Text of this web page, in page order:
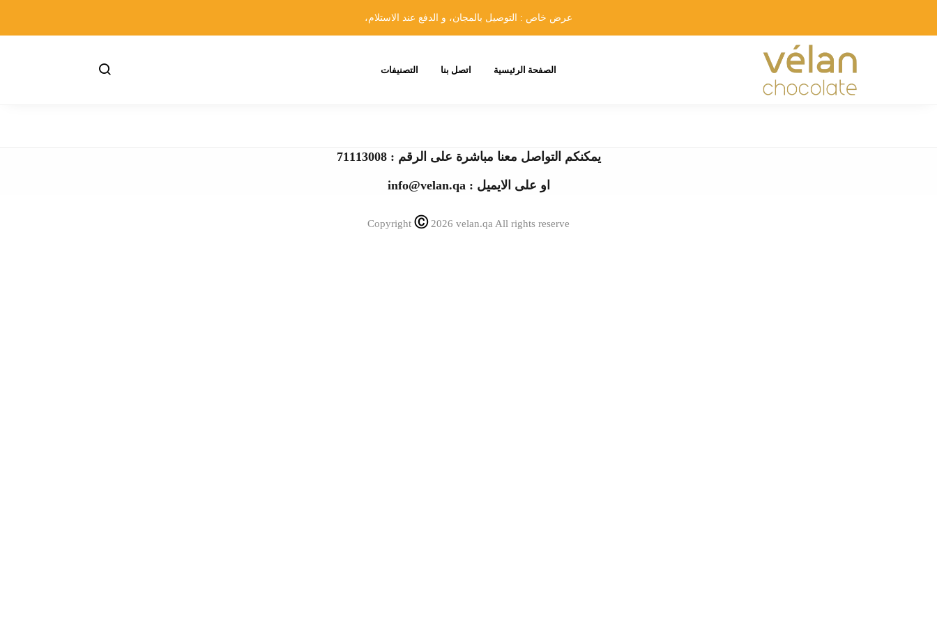
عرض خاص : التوصيل بالمجان، و الدفع عند الاستلام،
الصفحة الرئيسية اتصل بنا التصنيفات
يمكنكم التواصل معنا مباشرة على الرقم : 71113008
او على الايميل : info@velan.qa
Copyright Ⓒ 2026 velan.qa All rights reserve